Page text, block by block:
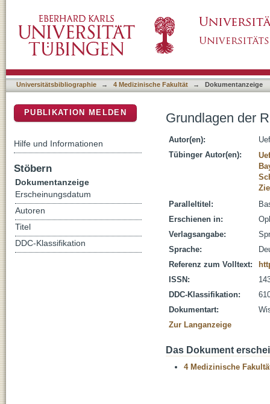
Universitätsbibliographie → 4 Medizinische Fakultät → Dokumentanzeige
Grundlagen der
Autor(en):
Tübinger Autor(en):
Paralleltitel:
Erschienen in:
Verlagsangabe:
Sprache:
Referenz zum Volltext:
ISSN:
DDC-Klassifikation:
Dokumentart:
Zur Langanzeige
Das Dokument
4 Medizinische
PUBLIKATION MELDEN
Hilfe und Informationen
Stöbern
Dokumentanzeige
Erscheinungsdatum
Autoren
Titel
DDC-Klassifikation